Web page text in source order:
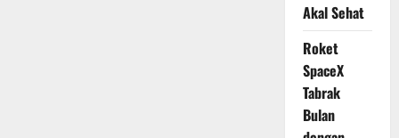
Akal Sehat
Roket
SpaceX
Tabrak
Bulan